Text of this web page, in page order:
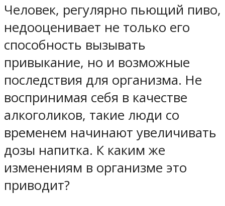
Человек, регулярно пьющий пиво,
недооценивает не только его
способность вызывать
привыкание, но и возможные
последствия для организма. Не
воспринимая себя в качестве
алкоголиков, такие люди со
временем начинают увеличивать
дозы напитка. К каким же
изменениям в организме это
приводит?